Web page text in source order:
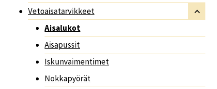
Vetoaisatarvikkeet
Aisalukot
Aisapussit
Iskunvaimentimet
Nokkapyörät